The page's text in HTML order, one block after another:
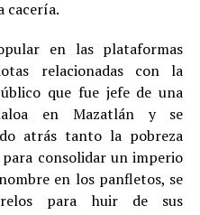
cacería.
en las plataformas
relacionadas con la
que fue jefe de una
en Mazatlán y se
atrás tanto la pobreza
consolidar un imperio
en los panfletos, se
para huir de sus